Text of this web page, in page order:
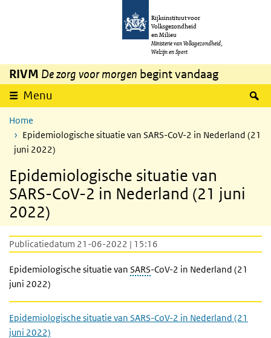
Overslaan en naar de inhoud gaan
Rijksinstituut voor
Volksgezondheid
en Milieu
Ministerie van Volksgezondheid,
Welzijn en Sport
RIVM De zorg voor morgen begint vandaag
Menu
Home
Epidemiologische situatie van SARS-CoV-2 in Nederland (21
juni 2022)
Epidemiologische situatie van
SARS-CoV-2 in Nederland (21 juni
2022)
Publicatiedatum 21-06-2022 | 15:16
Epidemiologische situatie van SARS-CoV-2 in Nederland (21
juni 2022)
Epidemiologische situatie van SARS-CoV-2 in Nederland (21
juni 2022)